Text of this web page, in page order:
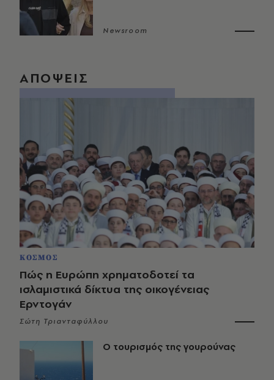
Newsroom
ΑΠΟΨΕΙΣ
ΚΟΣΜΟΣ
Πώς η Ευρώπη χρηματοδοτεί τα
ισλαμιστικά δίκτυα της οικογένειας
Ερντογάν
Σώτη Τριανταφύλλου
Ο τουρισμός της γουρούνας